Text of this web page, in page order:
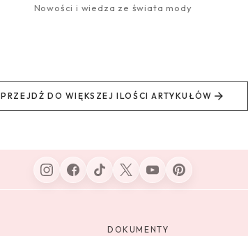
Nowości i wiedza ze świata mody
PRZEJDŹ DO WIĘKSZEJ ILOŚCI ARTYKUŁÓW
DOKUMENTY